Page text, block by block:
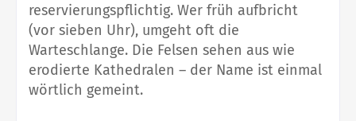
reservierungspflichtig. Wer früh aufbricht
(vor sieben Uhr), umgeht oft die
Warteschlange. Die Felsen sehen aus wie
erodierte Kathedralen – der Name ist einmal
wörtlich gemeint.